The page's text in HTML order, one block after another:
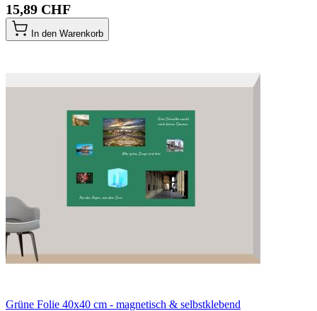
15,89 CHF
In den Warenkorb
Grüne Folie 40x40 cm - magnetisch & selbstklebend